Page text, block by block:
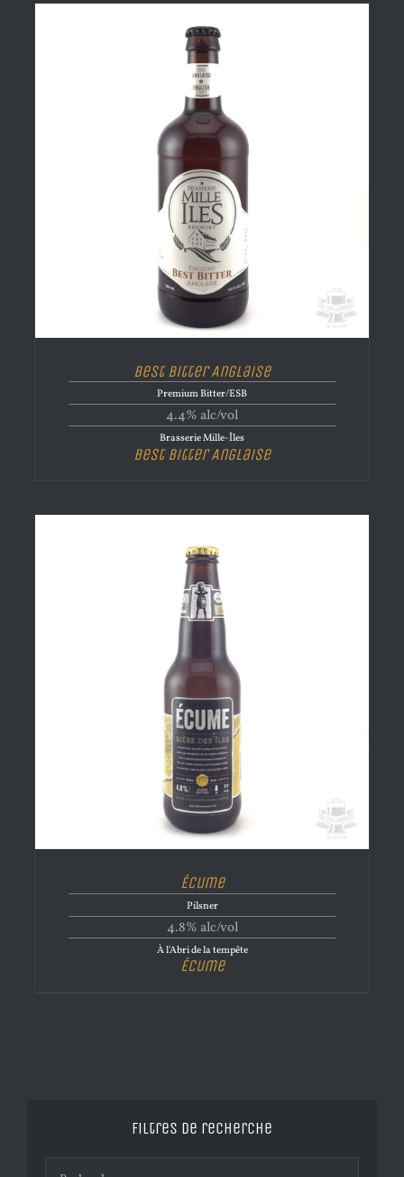
Best Bitter Anglaise
Premium Bitter/ESB
4.4% alc/vol
Brasserie Mille-Îles
Best Bitter Anglaise
Écume
Pilsner
4.8% alc/vol
À l'Abri de la tempête
Écume
Filtres de recherche